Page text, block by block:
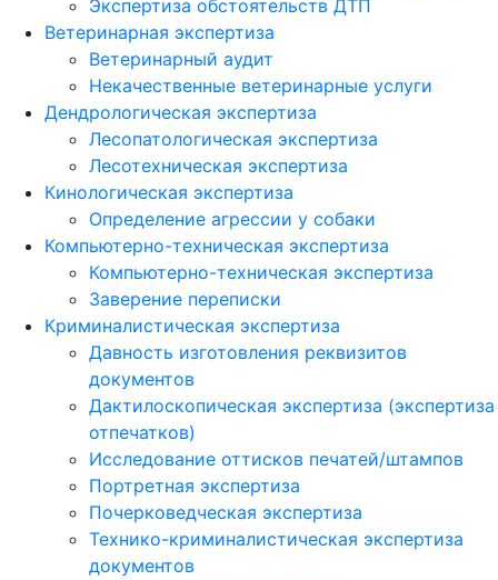
Экспертиза обстоятельств ДТП
Ветеринарная экспертиза
Ветеринарный аудит
Некачественные ветеринарные услуги
Дендрологическая экспертиза
Лесопатологическая экспертиза
Лесотехническая экспертиза
Кинологическая экспертиза
Определение агрессии у собаки
Компьютерно-техническая экспертиза
Компьютерно-техническая экспертиза
Заверение переписки
Криминалистическая экспертиза
Давность изготовления реквизитов
документов
Дактилоскопическая экспертиза (экспертиза
отпечатков)
Исследование оттисков печатей/штампов
Портретная экспертиза
Почерковедческая экспертиза
Технико-криминалистическая экспертиза
документов